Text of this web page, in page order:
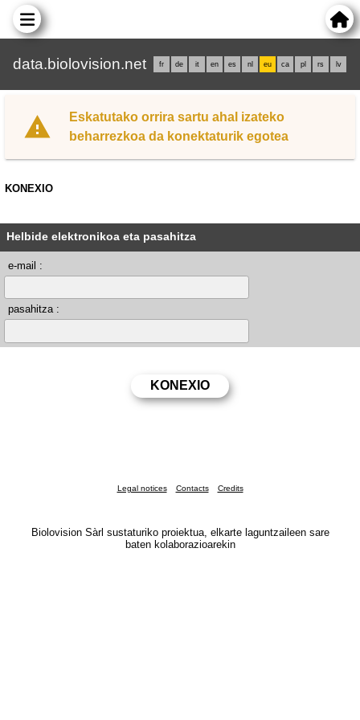
data.biolovision.net fr de it en es nl eu ca pl rs lv
Eskatutako orrira sartu ahal izateko
beharrezkoa da konektaturik egotea
KONEXIO
Helbide elektronikoa eta pasahitza
e-mail :
pasahitza :
Legal notices Contacts Credits
Biolovision Sàrl sustaturiko proiektua, elkarte laguntzaileen sare
baten kolaborazioarekin